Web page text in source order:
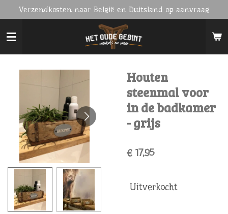
direct
naar
de
hoofdinhoud
Verzendkosten naar België en Duitsland op aanvraag
Houten
steenmal voor
in de badkamer
- grijs
€ 17,95
Uitverkocht